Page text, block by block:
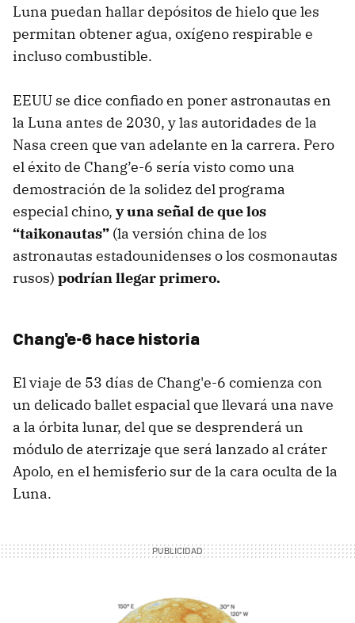
Luna puedan hallar depósitos de hielo que les
permitan obtener agua, oxígeno respirable e
incluso combustible.
EEUU se dice confiado en poner astronautas en
la Luna antes de 2030, y las autoridades de la
Nasa creen que van adelante en la carrera. Pero
el éxito de Chang’e-6 sería visto como una
demostración de la solidez del programa
especial chino, y una señal de que los
“taikonautas” (la versión china de los
astronautas estadounidenses o los cosmonautas
rusos) podrían llegar primero.
Chang'e-6 hace historia
El viaje de 53 días de Chang'e-6 comienza con
un delicado ballet espacial que llevará una nave
a la órbita lunar, del que se desprenderá un
módulo de aterrizaje que será lanzado al cráter
Apolo, en el hemisferio sur de la cara oculta de la
Luna.